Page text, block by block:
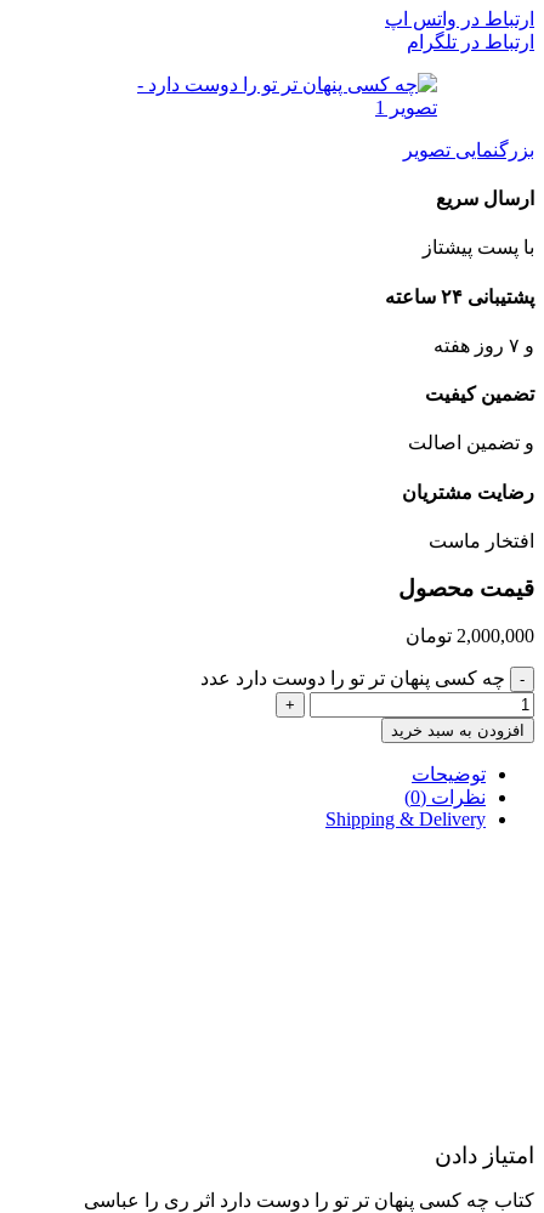
ارتباط در واتس اپ
ارتباط در تلگرام
بزرگنمایی تصویر
ارسال سریع
با پست پیشتاز
پشتیبانی ۲۴ ساعته
و ۷ روز هفته
تضمین کیفیت
و تضمین اصالت
رضایت مشتریان
افتخار ماست
قیمت محصول
2,000,000 تومان
- چه کسی پنهان تر تو را دوست دارد عدد
+
افزودن به سبد خرید
توضیحات
نظرات (0)
Shipping & Delivery
امتیاز دادن
کتاب چه کسی پنهان تر تو را دوست دارد اثر ری را عباسی